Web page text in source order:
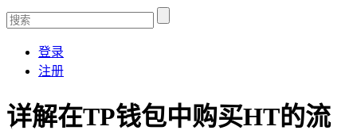
登录
注册
详解在TP钱包中购买HT的流